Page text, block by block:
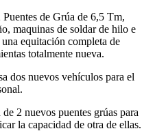
de Grúa de 6,5 Tm,
maquinas de soldar de hilo e
equitación completa de
totalmente nueva.
dos nuevos vehículos para el
2 nuevos puentes grúas para
la capacidad de otra de ellas.